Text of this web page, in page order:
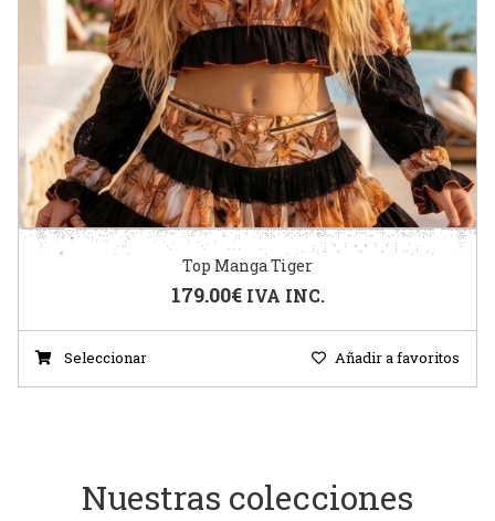
Falda espectáculo Tiger
495.00€ IVA INC.
Seleccionar Añadir a favoritos
Nuestras colecciones